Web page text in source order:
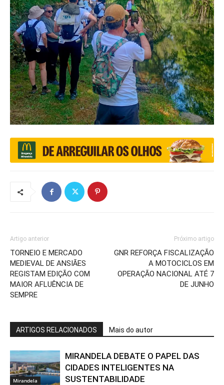
Artigo anterior
TORNEIO E MERCADO
MEDIEVAL DE ANSIÃES
REGISTAM EDIÇÃO COM
MAIOR AFLUÊNCIA DE
SEMPRE
Próximo artigo
GNR REFORÇA FISCALIZAÇÃO
A MOTOCICLOS EM
OPERAÇÃO NACIONAL ATÉ 7
DE JUNHO
ARTIGOS RELACIONADOS Mais do autor
Mirandela
MIRANDELA DEBATE O PAPEL DAS
CIDADES INTELIGENTES NA
SUSTENTABILIDADE